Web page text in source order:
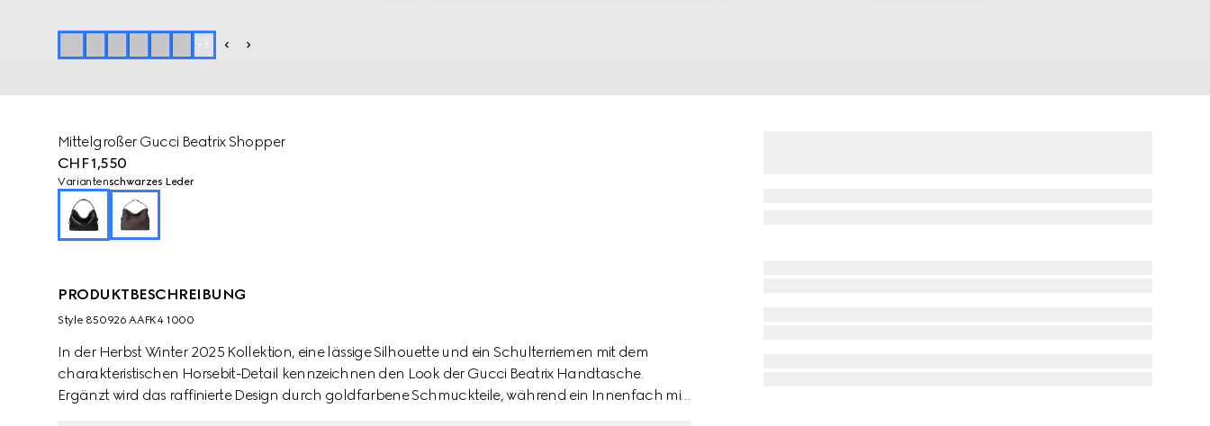
+ 3
Mittelgroßer Gucci Beatrix Shopper
CHF 1,550
Variantenschwarzes Leder
PRODUKTBESCHREIBUNG
Style ‎850926 AAFK4 1000
In der Herbst Winter 2025 Kollektion, eine lässige Silhouette und ein Schulterriemen mit dem
charakteristischen Horsebit-Detail kennzeichnen den Look der Gucci Beatrix Handtasche.
Ergänzt wird das raffinierte Design durch goldfarbene Schmuckteile, während ein Innenfach mit